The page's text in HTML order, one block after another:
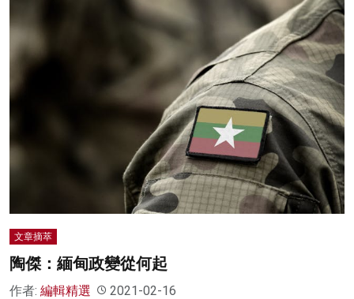
文章摘萃
陶傑：緬甸政變從何起
作者: 編輯精選 2021-02-16